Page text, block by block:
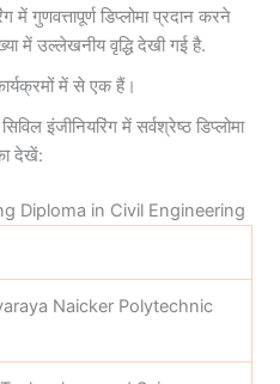
में गुणवत्तापूर्ण डिप्लोमा प्रदान करने
में उल्लेखनीय वृद्धि देखी गई है.
में से एक हैं।
इंजीनियरिंग में सर्वश्रेष्ठ डिप्लोमा
देखें:
Diploma in Civil Engineering
Naicker Polytechnic